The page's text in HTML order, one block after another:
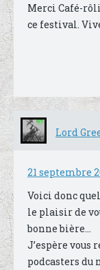
Merci Café-
ce festival.
Lord
21 septembre
Voici donc
le plaisir de
bonne bière…
J’espère
podcasters du